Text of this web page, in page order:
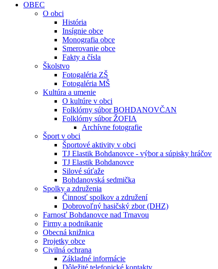
OBEC
O obci
História
Insígnie obce
Monografia obce
Smerovanie obce
Fakty a čísla
Školstvo
Fotogaléria ZŠ
Fotogaléria MŠ
Kultúra a umenie
O kultúre v obci
Folklórny súbor BOHDANOVČAN
Folklórny súbor ŽOFIA
Archívne fotografie
Šport v obci
Športové aktivity v obci
TJ Elastik Bohdanovce - výbor a súpisky hráčov
TJ Elastik Bohdanovce
Silové súťaže
Bohdanovská sedmička
Spolky a združenia
Činnosť spolkov a združení
Dobrovoľný hasičský zbor (DHZ)
Farnosť Bohdanovce nad Trnavou
Firmy a podnikanie
Obecná knižnica
Projetky obce
Civilná ochrana
Základné informácie
Dôležité telefonické kontakty